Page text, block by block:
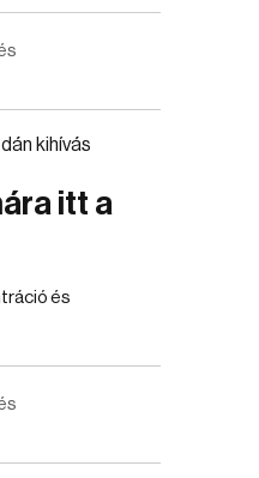
itt a
és